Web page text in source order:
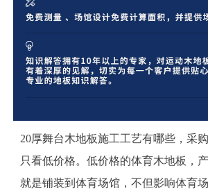
20厚舞台木地板施工工艺有哪些，采
只看低价格。低价格的体育木地板，
就是铺装到体育场馆，不但影响体育